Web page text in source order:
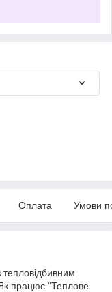
Оплата Умови
працює "Теплове